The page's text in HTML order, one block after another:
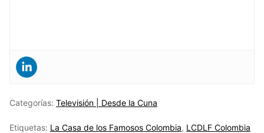
Categorías: Televisión | Desde la Cuna
Etiquetas: La Casa de los Famosos Colombia, LCDLF Colombia